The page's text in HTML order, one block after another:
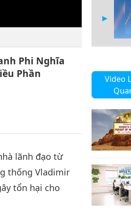
Phi Nghĩa
Phần
lãnh đạo từ
thống Vladimir
tổn hại cho
6
Video